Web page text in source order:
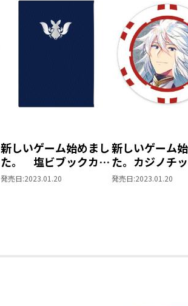
「道なき道を冒険
たち。美食を求め
しまった！
意図せず、水の精
希少な酒を委託販
規格外な進行速度
超えた異常事態へ突
【ランダムホログ
SUDACCI先生描き
が、全7種揃うコ
すべての絵柄をま
新しいゲーム始めまし
た。 塩ビブックカバ
ー
発売日:2023.01.20
新しいゲーム
た。カジノチ
ホルダー【ホム
発売日:2023.01.20